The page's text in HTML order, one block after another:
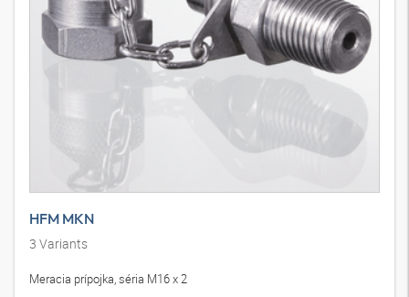
HFM MKN
3 Variants
Meracia prípojka, séria M16 x 2